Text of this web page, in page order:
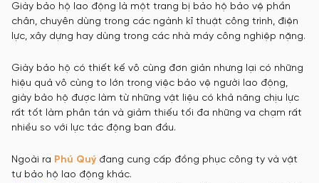
Giày bảo hộ lao động là một trang bị bảo hộ bảo vệ phần
chân, chuyên dùng trong các ngành kĩ thuật công trình, điện
lực, xây dựng hay dùng trong các nhà máy công nghiệp nặng.
Giày bảo hộ có thiết kế vô cùng đơn giản nhưng lại có những
hiệu quả vô cùng to lớn trong việc bảo vệ người lao động,
giày bảo hộ được làm từ những vật liệu có khả năng chịu lực
rất tốt làm phân tán và giảm thiếu tối đa những va chạm rất
nhiều so với lực tác động ban đầu.
Ngoài ra Phú Quý đang cung cấp đồng phục công ty và vật
tư bảo hộ lao động khác.